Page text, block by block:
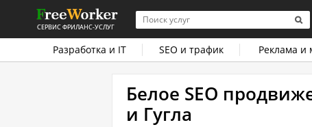
СЕРВИС ФРИЛАНС-УСЛУГ
Разработка и IT SEO и трафик Реклама и
Белое SEO
и Гугла